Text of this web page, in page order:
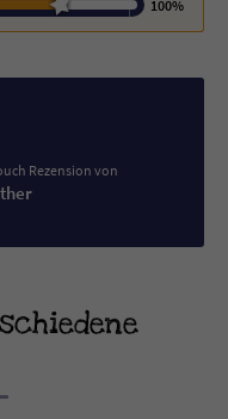
100%
Rezension von
GmbH & Co. KG
einzelner Buchtitel
GmbH & Co. KG